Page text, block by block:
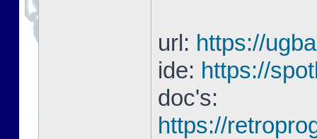
url: https://
ide: https://
doc's:
https://